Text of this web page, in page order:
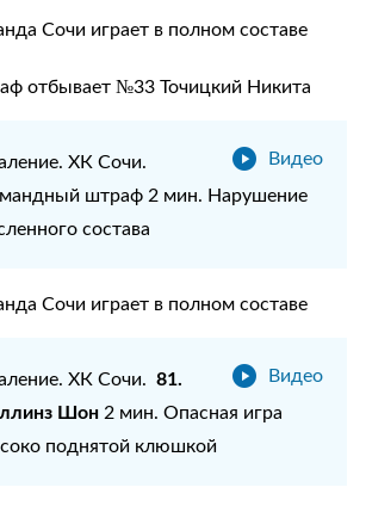
Сочи играет в полном составе
отбывает №33 Точицкий Никита
Видео
ХК Сочи.
штраф 2 мин. Нарушение
состава
Сочи играет в полном составе
Видео
ХК Сочи. 81.
Шон2 мин. Опасная игра
поднятой клюшкой